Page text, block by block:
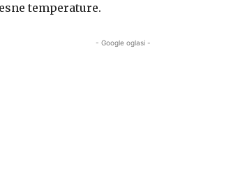
temperature.
- Google oglasi -